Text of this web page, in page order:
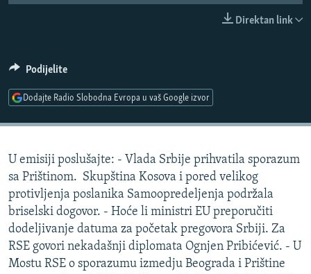
SPECIJALI RSE
VIŠE OD NASLOVA
TV LIBERTY
POST SCRIPTUM
MOJA EVROPA
TRI DECENIJE OD RATA U BIH
SVE KARTE DEJTONA
PRATITE NAS
Sve RFE/RL stranice
Direktan link
Podijelite
Dodajte Radio Slobodna Evropa u vaš Google izvor
U emisiji poslušajte: - Vlada Srbije prihvatila sporazum
sa Prištinom. Skupština Kosova i pored velikog
protivljenja poslanika Samoopredeljenja podržala
briselski dogovor. - Hoće li ministri EU preporučiti
dodeljivanje datuma za početak pregovora Srbiji. Za
RSE govori nekadašnji diplomata Ognjen Pribićević. - U
Mostu RSE o sporazumu izmedju Beograda i Prištine